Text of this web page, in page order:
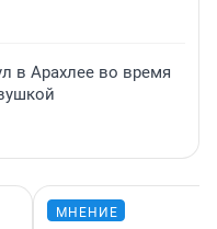
в Арахлее во время
МНЕНИЕ